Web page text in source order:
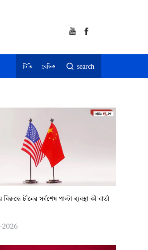
টিভি রেডিও search
বিরুদ্ধে চীনের সর্বশেষ পাল্টা ব্যবস্থা কী বার্তা
2026